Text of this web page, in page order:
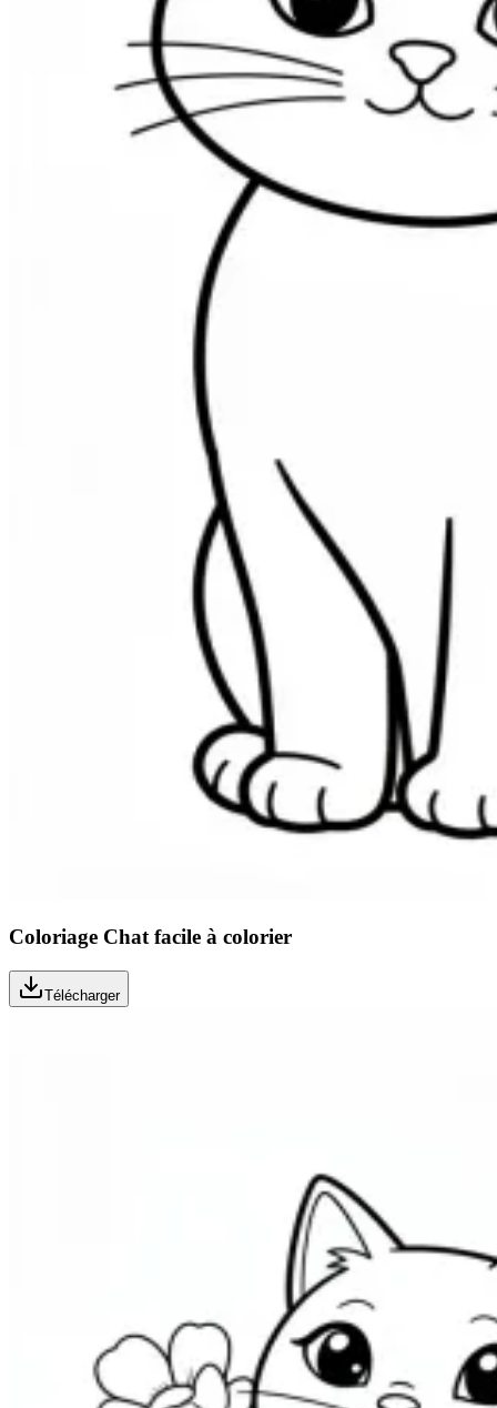
Coloriage Chat facile à colorier
Télécharger